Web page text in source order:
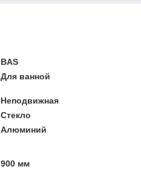
BAS
Для ванной
Неподвижная
Стекло
Алюминий
900 мм